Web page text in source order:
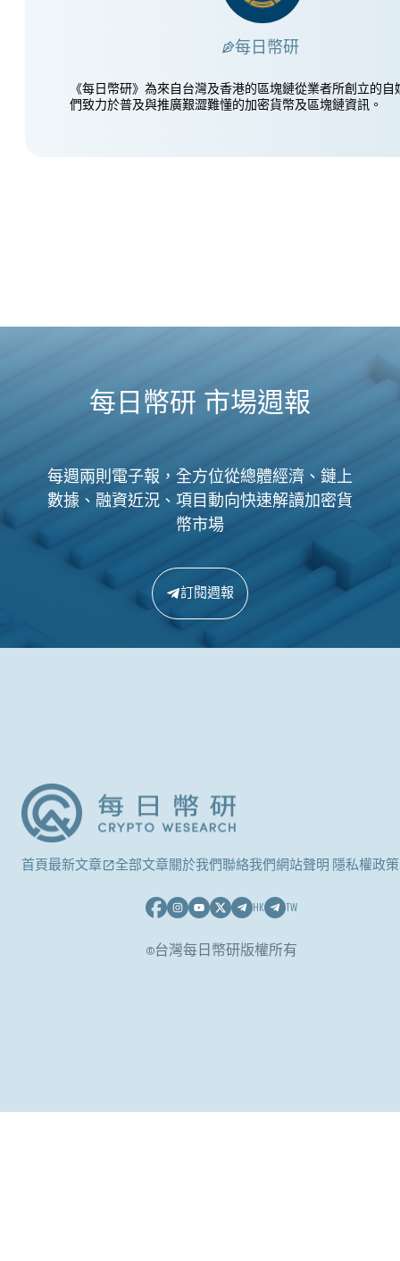
每日幣研
《每日幣研》為來自台灣及香港的區塊鏈從業者所創立的自
們致力於普及與推廣艱澀難懂的加密貨幣及區塊鏈資訊。
每日幣研 市場週報
每週兩則電子報，全方位從總體經濟、鏈上
數據、融資近況、項目動向快速解讀加密貨
幣市場
訂閱週報
首頁最新文章 全部文章關於我們聯絡我們網站聲明 隱私權政策
HK TW
©台灣每日幣研版權所有